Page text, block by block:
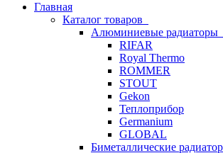
Главная
Каталог товаров
Алюминиевые радиаторы
RIFAR
Royal Thermo
ROMMER
STOUT
Gekon
Теплоприбор
Germanium
GLOBAL
Биметаллические